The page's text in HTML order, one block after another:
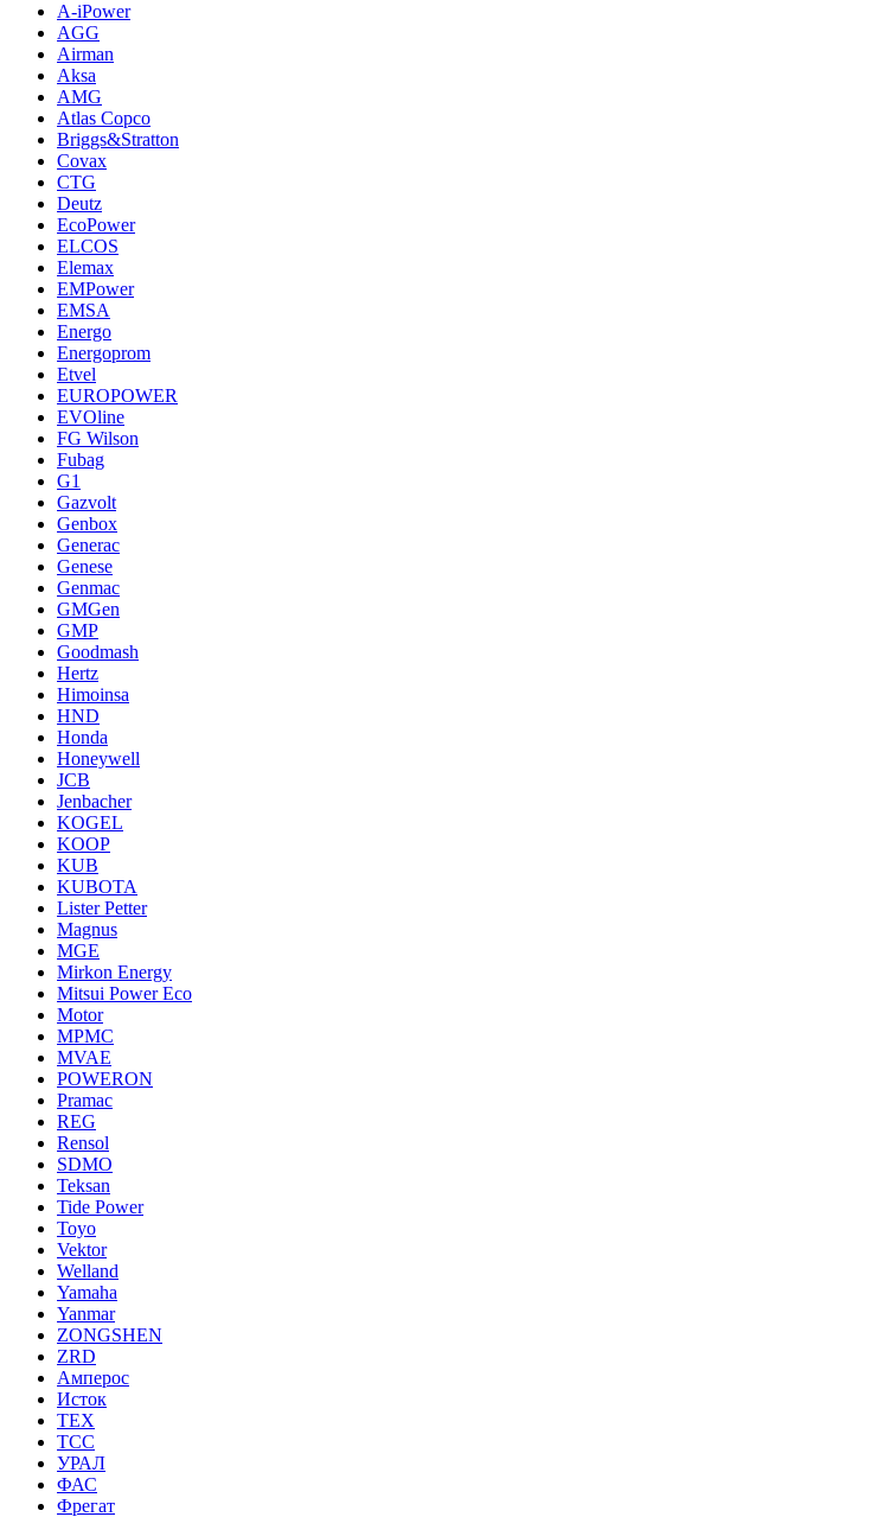
A-iPower
AGG
Airman
Aksa
AMG
Atlas Copco
Briggs&Stratton
Covax
CTG
Deutz
EcoPower
ELCOS
Elemax
EMPower
EMSA
Energo
Energoprom
Etvel
EUROPOWER
EVOline
FG Wilson
Fubag
G1
Gazvolt
Genbox
Generac
Genese
Genmac
GMGen
GMP
Goodmash
Hertz
Himoinsa
HND
Honda
Honeywell
JCB
Jenbacher
KOGEL
KOOP
KUB
KUBOTA
Lister Petter
Magnus
MGE
Mirkon Energy
Mitsui Power Eco
Motor
MPMC
MVAE
POWERON
Pramac
REG
Rensol
SDMO
Teksan
Tide Power
Toyo
Vektor
Welland
Yamaha
Yanmar
ZONGSHEN
ZRD
Амперос
Исток
ТЕХ
ТСС
УРАЛ
ФАС
Фрегат